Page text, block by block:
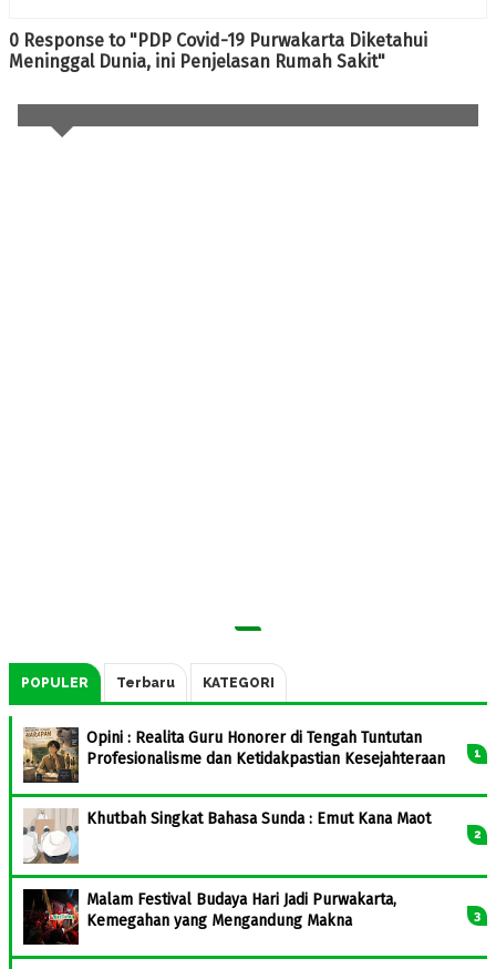
0 Response to "PDP Covid-19 Purwakarta Diketahui
Meninggal Dunia, ini Penjelasan Rumah Sakit"
POPULER Terbaru KATEGORI
Opini : Realita Guru Honorer di Tengah Tuntutan
Profesionalisme dan Ketidakpastian Kesejahteraan
Khutbah Singkat Bahasa Sunda : Emut Kana Maot
Malam Festival Budaya Hari Jadi Purwakarta,
Kemegahan yang Mengandung Makna